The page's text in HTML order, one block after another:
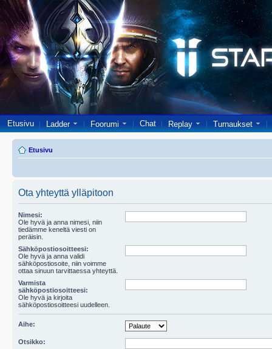
Etusivu Ladder Foorumi Chat Replay Turnaukset
Etusivu
Ota yhteyttä ylläpitoon
Nimesi:
Ole hyvä ja anna nimesi, niin
tiedämme keneltä viesti on
peräisin.
Sähköpostiosoitteesi:
Ole hyvä ja anna validi
sähköpostiosoite, niin voimme
ottaa sinuun tarvittaessa yhteyttä.
Varmista
sähköpostiosoitteesi:
Ole hyvä ja kirjoita
sähköpostiosoitteesi uudelleen.
Aihe:
Otsikko: